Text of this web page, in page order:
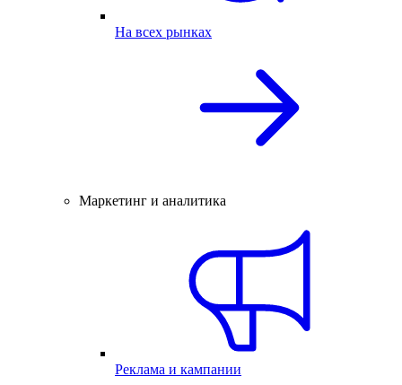
На всех рынках
Маркетинг и аналитика
Реклама и кампании